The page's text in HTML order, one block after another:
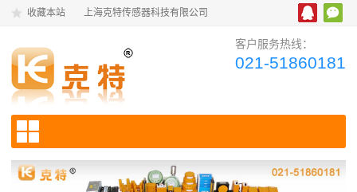
收藏本站 上海克特传感器科技有限公司
客户服务热线：
021-51860181